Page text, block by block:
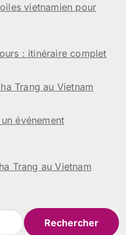
vietnamien pour
: itinéraire complet
Trang au Vietnam
événement
Trang au Vietnam